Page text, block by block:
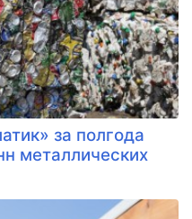
за полгода
металлических